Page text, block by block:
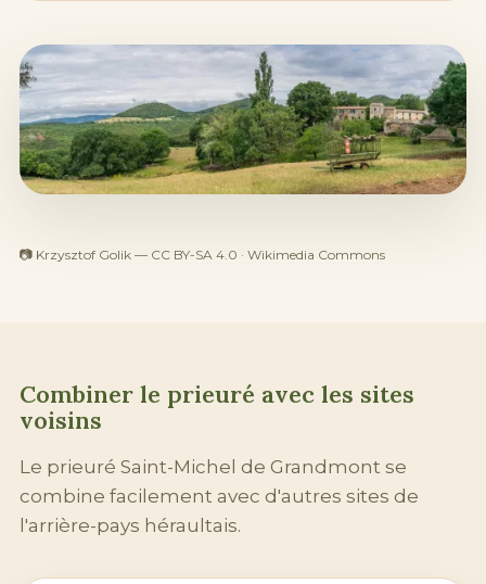
📷 Krzysztof Golik — CC BY-SA 4.0 · Wikimedia Commons
Combiner le prieuré avec les sites
voisins
Le prieuré Saint-Michel de Grandmont se
combine facilement avec d'autres sites de
l'arrière-pays héraultais.